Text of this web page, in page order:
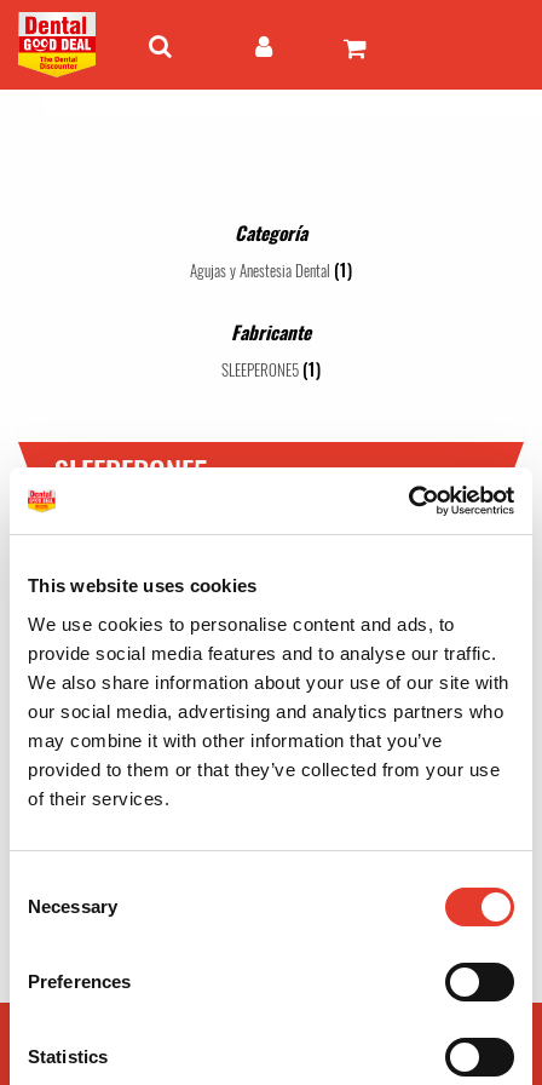
This website uses cookies
We use cookies to personalise content and ads, to
provide social media features and to analyse our traffic.
We also share information about your use of our site with
our social media, advertising and analytics partners who
may combine it with other information that you’ve
provided to them or that they’ve collected from your use
of their services.
Selection
Necessary
Preferences
Statistics
Categoría
Agujas y Anestesia Dental (1)
Fabricante
SLEEPERONE5 (1)
SLEEPERONE5
Mejor valor 24 1 - 1 de 1 artículos
Dispositivo de inyección de anestesia SleeperOne 5
Desde 1.106,76 €